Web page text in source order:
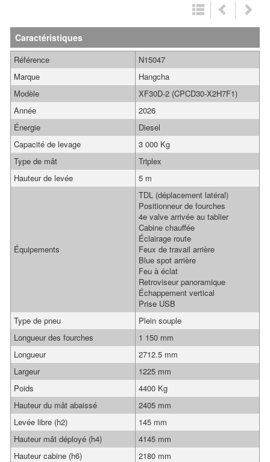
Caractéristiques
Référence
N15047
Marque
Hangcha
Modèle
XF30D-2 (CPCD30-X2H7F1)
Année
2026
Énergie
Diesel
Capacité de levage
3 000 Kg
Type de mât
Triplex
Hauteur de levée
5 m
Équipements
TDL (déplacement latéral)
Positionneur de fourches
4e valve arrivée au tablier
Cabine chauffée
Éclairage route
Feux de travail arrière
Blue spot arrière
Feu à éclat
Retroviseur panoramique
Échappement vertical
Prise USB
Type de pneu
Plein souple
Longueur des fourches
1 150 mm
Longueur
2712.5 mm
Largeur
1225 mm
Poids
4400 Kg
Hauteur du mât abaissé
2405 mm
Levée libre (h2)
145 mm
Hauteur mât déployé (h4)
4145 mm
Hauteur cabine (h6)
2180 mm